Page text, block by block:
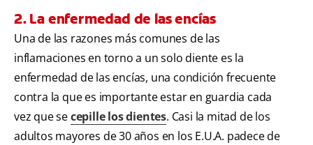
2. La enfermedad de las encías
Una de las razones más comunes de las
inflamaciones en torno a un solo diente es la
enfermedad de las encías, una condición frecuente
contra la que es importante estar en guardia cada
vez que secepille los dientes. Casi la mitad de los
adultos mayores de 30 años en los E.U.A. padece de